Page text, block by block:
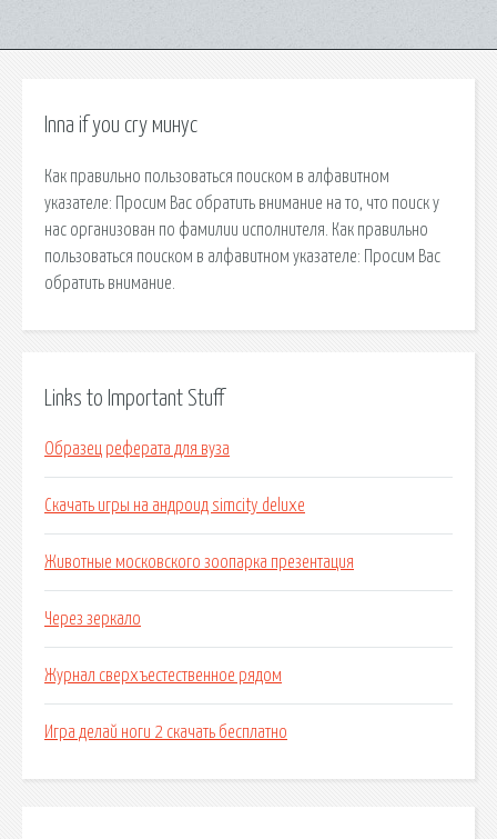
Inna if you cry минус
Как правильно пользоваться поиском в алфавитном
указателе: Просим Вас обратить внимание на то, что поиск у
нас организован по фамилии исполнителя. Как правильно
пользоваться поиском в алфавитном указателе: Просим Вас
обратить внимание.
Links to Important Stuff
Образец реферата для вуза
Скачать игры на андроид simcity deluxe
Животные московского зоопарка презентация
Через зеркало
Журнал сверхъестественное рядом
Игра делай ноги 2 скачать бесплатно